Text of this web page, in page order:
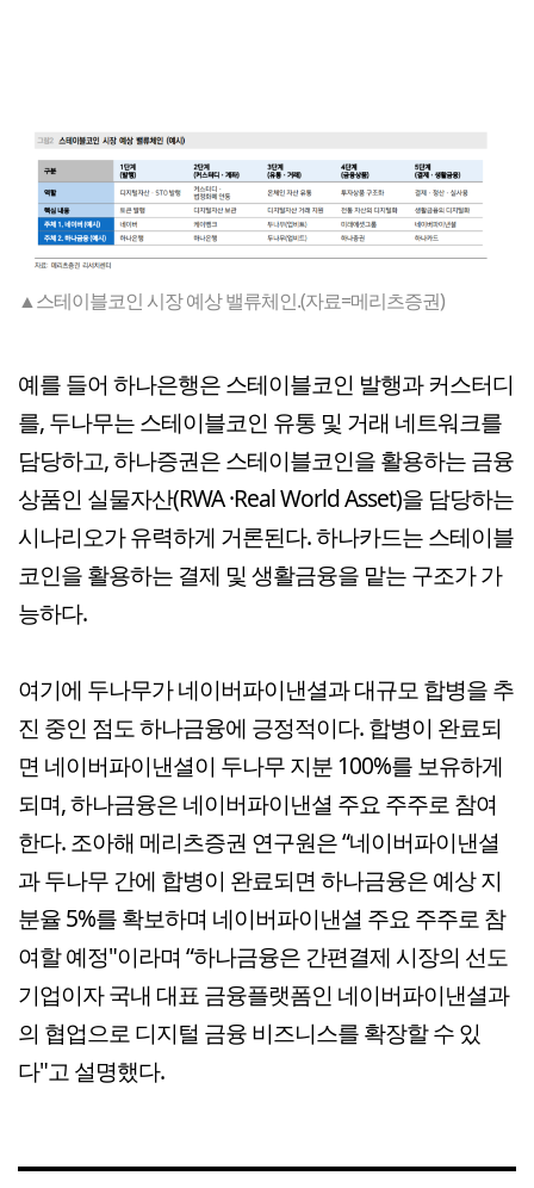
▲스테이블코인 시장 예상 밸류체인.(자료=메리츠증권)
예를 들어 하나은행은 스테이블코인 발행과 커스터디
를, 두나무는 스테이블코인 유통 및 거래 네트워크를
담당하고, 하나증권은 스테이블코인을 활용하는 금융
상품인 실물자산(RWA ·Real World Asset)을 담당하는
시나리오가 유력하게 거론된다. 하나카드는 스테이블
코인을 활용하는 결제 및 생활금융을 맡는 구조가 가
능하다.
여기에 두나무가 네이버파이낸셜과 대규모 합병을 추
진 중인 점도 하나금융에 긍정적이다. 합병이 완료되
면 네이버파이낸셜이 두나무 지분 100%를 보유하게
되며, 하나금융은 네이버파이낸셜 주요 주주로 참여
한다. 조아해 메리츠증권 연구원은 “네이버파이낸셜
과 두나무 간에 합병이 완료되면 하나금융은 예상 지
분율 5%를 확보하며 네이버파이낸셜 주요 주주로 참
여할 예정"이라며 “하나금융은 간편결제 시장의 선도
기업이자 국내 대표 금융플랫폼인 네이버파이낸셜과
의 협업으로 디지털 금융 비즈니스를 확장할 수 있
다"고 설명했다.